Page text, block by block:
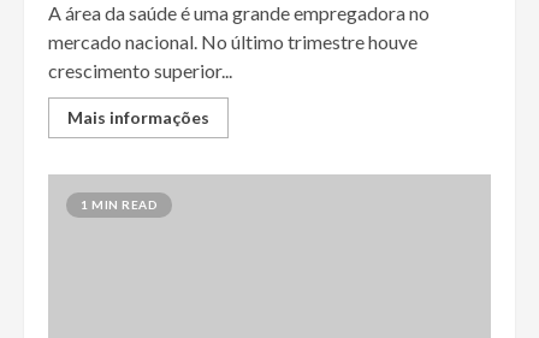
A área da saúde é uma grande empregadora no
mercado nacional. No último trimestre houve
crescimento superior...
Mais informações
1 MIN READ